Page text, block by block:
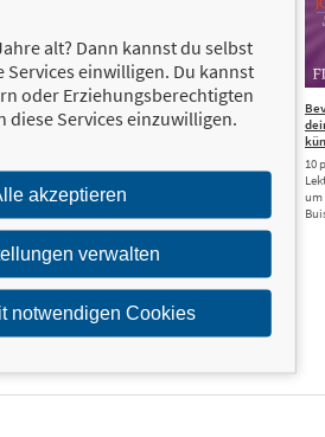
19,99 €
immer reicher werden
10
um
alt? Dann kannst du selbst
einwilligen. Du kannst
oder Erziehungsberechtigten
diese Services einzuwilligen.
akzeptieren
verwalten
notwendigen Cookies